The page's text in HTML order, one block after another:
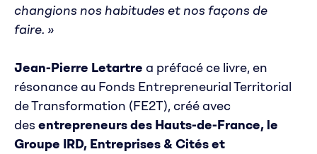
changions nos habitudes et nos façons de
faire. »
Jean-Pierre Letartre a préfacé ce livre, en
résonance au Fonds Entrepreneurial Territorial
de Transformation (FE2T), créé avec
des entrepreneurs des Hauts-de-France, le
Groupe IRD, Entreprises & Cités et